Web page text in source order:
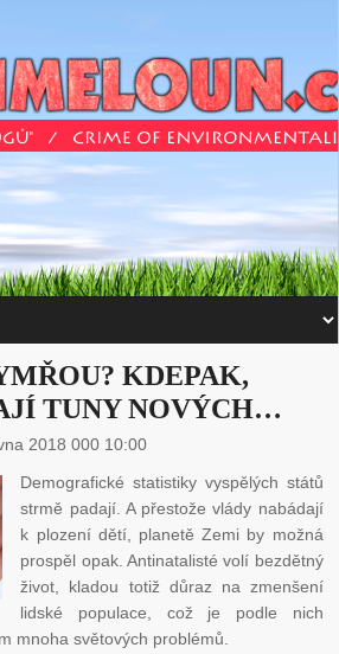
KDEPAK,
TUNY NOVÝCH…
2018 000 10:00
Demografické statistiky vyspělých států
strmě padají. A přestože vlády nabádají
k plození dětí, planetě Zemi by možná
prospěl opak. Antinatalisté volí bezdětný
život, kladou totiž důraz na zmenšení
lidské populace, což je podle nich
mnoha světových problémů.